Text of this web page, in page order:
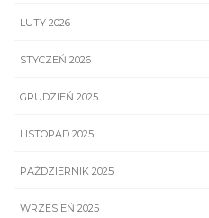
LUTY 2026
STYCZEŃ 2026
GRUDZIEŃ 2025
LISTOPAD 2025
PAŹDZIERNIK 2025
WRZESIEŃ 2025